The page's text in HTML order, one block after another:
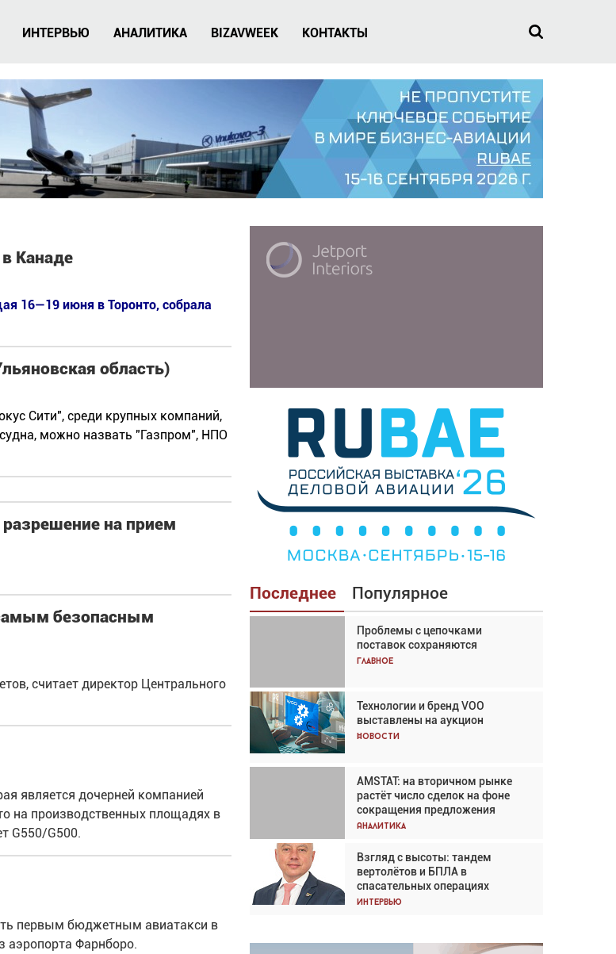
ИНТЕРВЬЮ АНАЛИТИКА BIZAVWEEK КОНТАКТЫ
Канаде
16—19 июня в Торонто, собрала
область)
Сити", среди крупных компаний,
можно назвать "Газпром", НПО
на прием
безопасным
считает директор Центрального
является дочерней компанией
на производственных площадях в
G550/G500.
первым бюджетным авиатакси в
аэропорта Фарнборо.
Последнее Популярное
Проблемы с цепочками
поставок сохраняются
Главное
Технологии и бренд VOO
выставлены на аукцион
Новости
AMSTAT: на вторичном рынке
растёт число сделок на фоне
сокращения предложения
Аналитика
Взгляд с высоты: тандем
вертолётов и БПЛА в
спасательных операциях
Интервью
Взгляд с высоты: тандем
вертолётов и БПЛА в
спасательных операциях
Авиационный фотограф Дэйв
Кох: «Фотография говорит сама
за себя... а ИИ всё портит»
Проблемы с цепочками
поставок сохраняются
Аналитика
Частный самолёт – это актив.
Подходите к покупке
соответствующим образом
Интервью